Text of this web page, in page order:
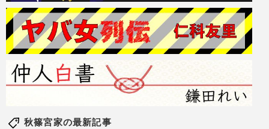
秋篠宮家の最新記事